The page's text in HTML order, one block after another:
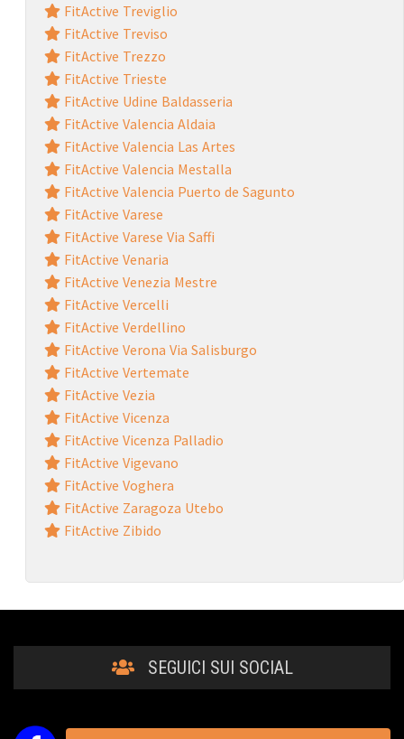
FitActive Treviglio
FitActive Treviso
FitActive Trezzo
FitActive Trieste
FitActive Udine Baldasseria
FitActive Valencia Aldaia
FitActive Valencia Las Artes
FitActive Valencia Mestalla
FitActive Valencia Puerto de Sagunto
FitActive Varese
FitActive Varese Via Saffi
FitActive Venaria
FitActive Venezia Mestre
FitActive Vercelli
FitActive Verdellino
FitActive Verona Via Salisburgo
FitActive Vertemate
FitActive Vezia
FitActive Vicenza
FitActive Vicenza Palladio
FitActive Vigevano
FitActive Voghera
FitActive Zaragoza Utebo
FitActive Zibido
SEGUICI SUI SOCIAL